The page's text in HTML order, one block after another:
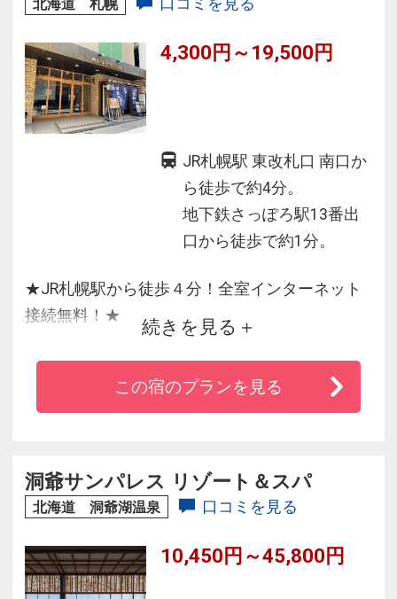
北海道 札幌
4,300円～19,500円
JR札幌駅 東改札口 南口か
ら徒歩で約4分。
地下鉄さっぽろ駅13番出
口から徒歩で約1分。
★JR札幌駅から徒歩４分！全室インターネット
接続無料！★
ビジネスや観光等のご利用に最適。全室Wi-Fi全
館対応！インターネット光ファイバー回線も完
備、出張レポートや画像データも楽に送信出来
心してご利用いただけるバリアフリールームも
ご用意し、
おります。
続きを見る
この宿のプランを見る
洞爺サンパレス リゾート＆スパ
北海道 洞爺湖温泉 口コミを見る
10,450円～45,800円